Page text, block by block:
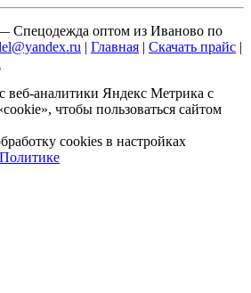
Спецодежда оптом из Иваново по
| Главная | Скачать прайс |
веб-аналитики Яндекс Метрика с
чтобы пользоваться сайтом
cookies в настройках